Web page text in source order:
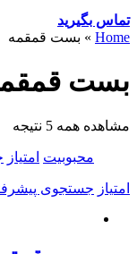
تماس بگیرید
Home
» بست قمقمه
بست
مشاهده همه 5 نتیجه
محبوبیت امتیاز
امتیاز جستجوی